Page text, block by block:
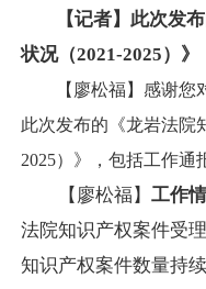
【记者】此次发
状况（2021-2025）
【廖松福】感谢您对
此次发布的《龙岩法院
2025）》，包括工作通
【廖松福】 工作
法院知识产权案件受
知识产权案件数量持